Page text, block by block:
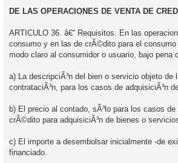
DE LAS OPERACIONES DE VENTA DE
ARTICULO 36. â€“ Requisitos. En las
consumo y en las de crÃ©dito para el consumo
modo claro al consumidor o usuario, bajo pena
a) La descripciÃ³n del bien o servicio objeto de
contrataciÃ³n, para los casos de adquisiciÃ³n
b) El precio al contado, sÃ³lo para los casos de
crÃ©dito para adquisiciÃ³n de bienes o
c) El importe a desembolsar inicialmente -de
financiado.